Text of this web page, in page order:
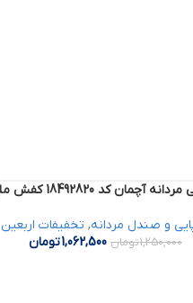
آچمان کد 18492820 کفش ملی
و صندل مردانه, تخفیفات اربعین
1,250,000تومان 1,062,500تومان